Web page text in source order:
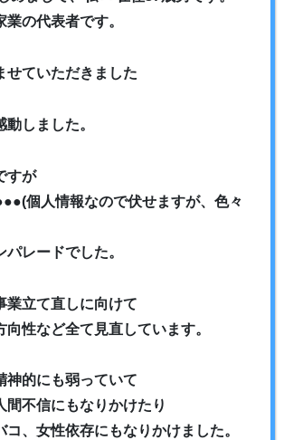
の代表者です。
せていただきました
しました。
すが
個人情報なので伏せますが、色々
レードでした。
業立て直しに向けて
向性など全て見直しています。
神的にも弱っていて
間不信にもなりかけたり
コ、女性依存にもなりかけました。